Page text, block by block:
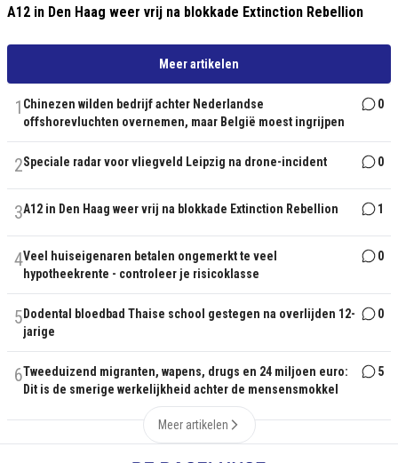
A12 in Den Haag weer vrij na blokkade Extinction Rebellion
Meer artikelen
1 Chinezen wilden bedrijf achter Nederlandse
offshorevluchten overnemen, maar België moest ingrijpen
0
2Speciale radar voor vliegveld Leipzig na drone-incident 0
3A12 in Den Haag weer vrij na blokkade Extinction Rebellion 1
4Veel huiseigenaren betalen ongemerkt te veel
hypotheekrente - controleer je risicoklasse
0
5 Dodental bloedbad Thaise school gestegen na overlijden 12-
jarige
0
6Tweeduizend migranten, wapens, drugs en 24 miljoen euro:
Dit is de smerige werkelijkheid achter de mensensmokkel
5
Meer artikelen